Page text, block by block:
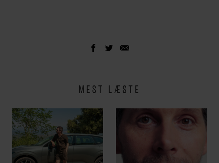
MEST LÆSTE